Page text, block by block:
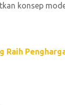
konsep
Raih